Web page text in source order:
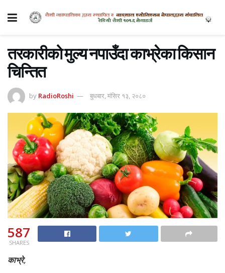
तरकारीको मुल्य नपाउँदा काभ्रेका किसान
चिन्तित
by RadioRoshi बुधबार, मंसिर १३, २०८०
587
SHARES
काभ्रे,